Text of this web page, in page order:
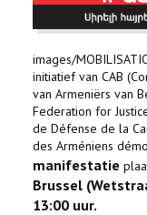
images/
initiatief van CAB
van Armeniërs van
Federation for
de Défense de la
des Arméniens
manifestatie
Brussel
13:00 uur.